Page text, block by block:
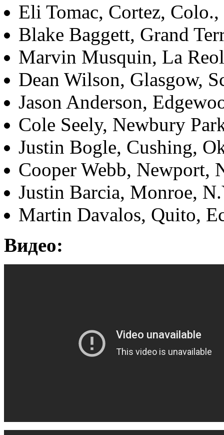
Eli Tomac, Cortez,
Blake Baggett, Grand
Marvin Musquin, La
Dean Wilson, Glasgow,
Jason Anderson,
Cole Seely, Newbury
Justin Bogle, Cushing,
Cooper Webb, Newport,
Justin Barcia, Monroe,
Martin Davalos, Quito,
Видео: